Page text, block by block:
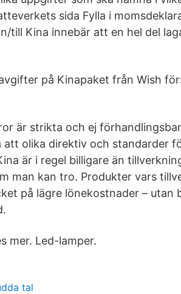
sida Fylla i
till Kina innebär att en hel del
på Kinapaket från Wish
är strikta och ej
olika direktiv och standarder
är i regel billigare än
man kan tro. Produkter vars
på lägre lönekostnader – utan
mer. Led-lamper.
tal